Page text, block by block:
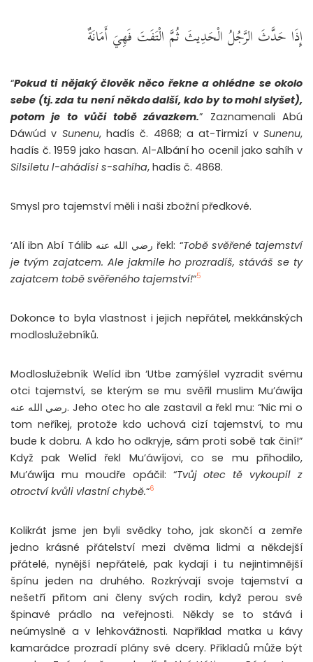
إِذَا حَدَّثَ الرَّجُلُ الْحَدِيثَ ثُمَّ الْتَفَتَ فَهِيَ أَمَانَةٌ
“Pokud ti nějaký člověk něco řekne a ohlédne se okolo
sebe (tj. zda tu není někdo další, kdo by to mohl slyšet),
potom je to vůči tobě závazkem.” Zaznamenali Abú
Dáwúd v Sunenu, hadís č. 4868; a at-Tirmizí vSunenu,
hadís č. 1959 jako hasan. Al-Albání ho ocenil jako sahíh v
Silsiletu l-ahádísi s-sahíha, hadís č. 4868.
Smysl pro tajemství měli i naši zbožní předkové.
‘Alí ibn Abí Tálib رضي الله عنه řekl: “Tobě svěřené tajemství
je tvým zajatcem. Ale jakmile ho prozradíš, stáváš se ty
zajatcem tobě svěřeného tajemství!“5
Dokonce to byla vlastnost i jejich nepřátel, mekkánských
modloslužebníků.
Modloslužebník Welíd ibn ‘Utbe zamýšlel vyzradit svému
otci tajemství, se kterým se mu svěřil muslim Mu’áwíja
رضي الله عنه. Jeho otec ho ale zastavil a řekl mu: “Nic mi o
tom neříkej, protože kdo uchová cizí tajemství, to mu
bude k dobru. A kdo ho odkryje, sám proti sobě tak činí!”
Když pak Welíd řekl Mu’áwíjovi, co se mu přihodilo,
Mu’áwíja mu moudře opáčil: “Tvůj otec tě vykoupil z
otroctví kvůli vlastní chybě.“6
Kolikrát jsme jen byli svědky toho, jak skončí a zemře
jedno krásné přátelství mezi dvěma lidmi a někdejší
přátelé, nynější nepřátelé, pak kydají i tu nejintimnější
špínu jeden na druhého. Rozkrývají svoje tajemství a
nešetří přitom ani členy svých rodin, když perou své
špinavé prádlo na veřejnosti. Někdy se to stává i
neúmyslně a v lehkovážnosti. Například matka u kávy
kamarádce prozradí plány své dcery. Příkladů může být